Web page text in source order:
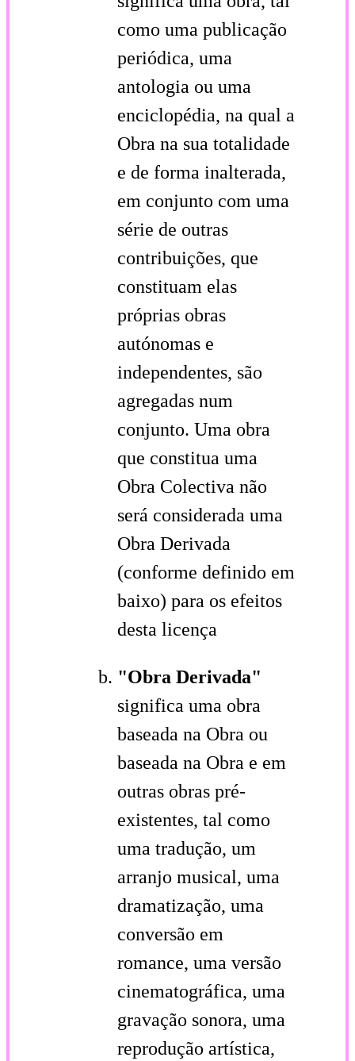
como uma publicação
periódica, uma
antologia ou uma
enciclopédia, na qual a
Obra na sua totalidade
e de forma inalterada,
em conjunto com uma
série de outras
contribuições, que
constituam elas
próprias obras
autónomas e
independentes, são
agregadas num
conjunto. Uma obra
que constitua uma
Obra Colectiva não
será considerada uma
Obra Derivada
(conforme definido em
baixo) para os efeitos
desta licença
"Obra Derivada"
significa uma obra
baseada na Obra ou
baseada na Obra e em
outras obras pré-
existentes, tal como
uma tradução, um
arranjo musical, uma
dramatização, uma
conversão em
romance, uma versão
cinematográfica, uma
gravação sonora, uma
reprodução artística,